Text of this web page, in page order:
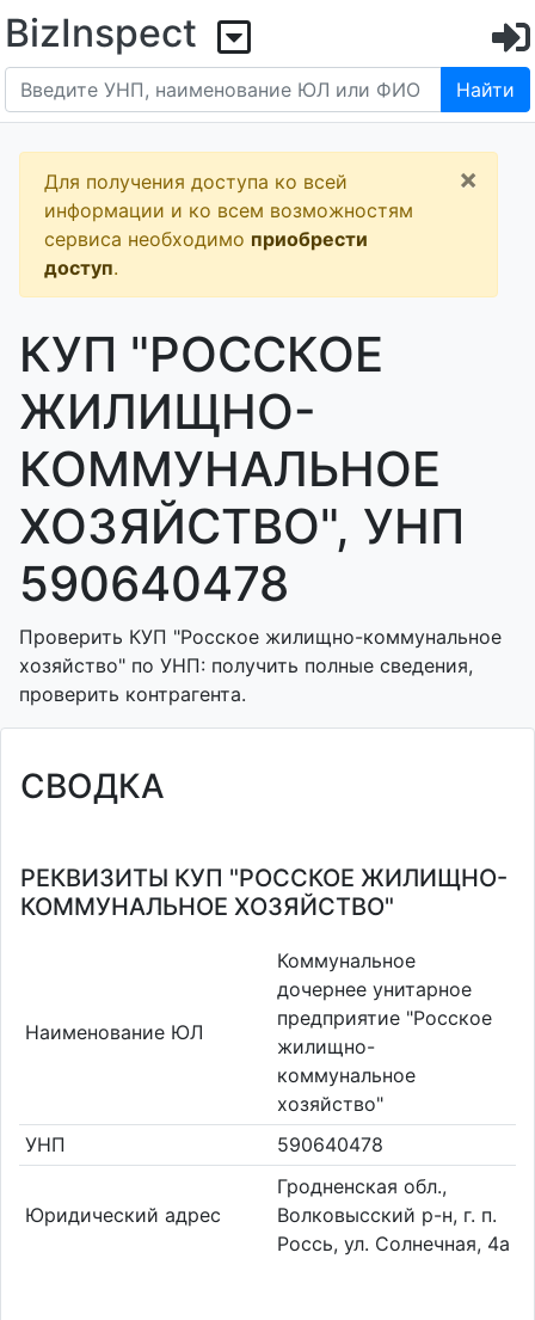
BizInspect
Найти
Для получения доступа ко всей
информации и ко всем возможностям
сервиса необходимо приобрести
доступ.
×
КУП "РОССКОЕ
ЖИЛИЩНО-
КОММУНАЛЬНОЕ
ХОЗЯЙСТВО", УНП
590640478
Проверить КУП "Росское жилищно-коммунальное
хозяйство" по УНП: получить полные сведения,
проверить контрагента.
СВОДКА
РЕКВИЗИТЫ КУП "РОССКОЕ ЖИЛИЩНО-
КОММУНАЛЬНОЕ ХОЗЯЙСТВО"
Наименование ЮЛ
Коммунальное
дочернее унитарное
предприятие "Росское
жилищно-
коммунальное
хозяйство"
УНП
590640478
Юридический адрес
Гродненская обл.,
Волковысский р-н, г. п.
Россь, ул. Солнечная, 4а